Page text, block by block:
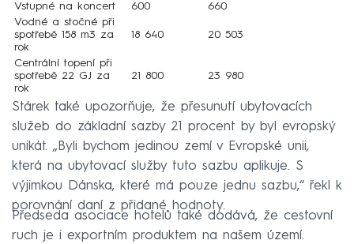
Vstupné na koncert
600
660
Vodné a stočné při
spotřebě 158 m3 za
rok
18 640 20 503
Centrální topení při
spotřebě 22 GJ za
rok
21 800 23 980
Stárek také upozorňuje, že přesunutí ubytovacích
služeb do základní sazby 21 procent by byl evropský
unikát. „Byli bychom jedinou zemí v Evropské unii,
která na ubytovací služby tuto sazbu aplikuje. S
výjimkou Dánska, které má pouze jednu sazbu,“ řekl k
porovnání daní z přidané hodnoty.
Předseda asociace hotelů také dodává, že cestovní
ruch je i exportním produktem na našem území.